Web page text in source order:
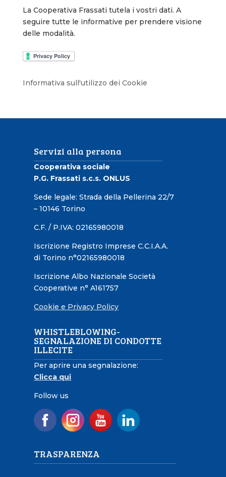
La Cooperativa Frassati tutela i vostri dati. A
seguire tutte le informative per prendere visione
delle modalità.
Informativa sull'utilizzo dei Cookie
Servizi alla persona
Cooperativa sociale
P.G. Frassati s.c.s. ONLUS
Sede legale: Strada della Pellerina 22/7
– 10146 Torino
C.F. / P.IVA: 02165980018
Iscrizione Registro Imprese C.C.I.A.A.
di Torino n°02165980018
Iscrizione Albo Nazionale Società
Cooperative n° A161757
Cookie e Privacy Policy
WHISTLEBLOWING-
SEGNALAZIONE DI CONDOTTE
ILLECITE
Per aprire una segnalazione:
Clicca qui
Follow us
TRASPARENZA